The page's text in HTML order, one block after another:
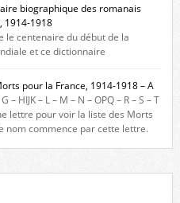
biographique des romanais
1914-1918
le centenaire du début de la
et ce dictionnaire
aux romanais Morts pour la
cette recherche historique est
plaques commémoratives de
et du lycée Triboulet, […]
pour la France, 1914-1918 – A
– HIJK – L – M – N – OPQ – R – S – T
lettre pour voir la liste des Morts
nom commence par cette lettre.